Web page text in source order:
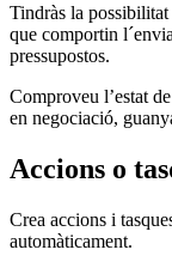
Tindràs la
que comportin
pressupostos.
Comproveu l’estat
en negociació,
Accions o
Crea accions i
automàticament.